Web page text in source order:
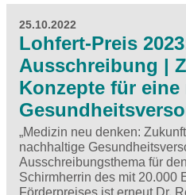
25.10.2022
Lohfert-Preis
Ausschreibung |
Konzepte für
„Medizin neu denken:
nachhaltige
Ausschreibungsthema für
Schirmherrin des mit 20.000